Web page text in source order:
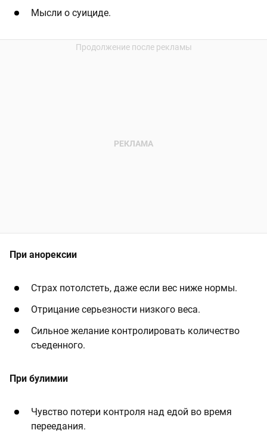
Мысли о суициде.
При анорексии
Страх потолстеть, даже если вес ниже нормы.
Отрицание серьезности низкого веса.
Сильное желание контролировать количество
съеденного.
При булимии
Чувство потери контроля над едой во время
переедания.